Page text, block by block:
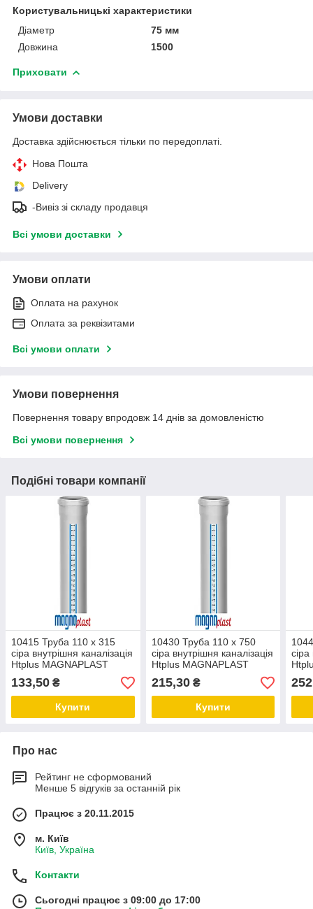
Користувальницькі характеристики
Діаметр
75 мм
Довжина
1500
Приховати
Умови доставки
Доставка здійснюється тільки по передоплаті.
Нова Пошта
Delivery
-Вивіз зі складу продавця
Всі умови доставки
Умови оплати
Оплата на рахунок
Оплата за реквізитами
Всі умови оплати
Умови повернення
Повернення товару впродовж 14 днів за домовленістю
Всі умови повернення
Подібні товари компанії
10415 Труба 110 х 315
сіра внутрішня каналізація
Htplus MAGNAPLAST
(Польща) холдинг
Ostendorf Kunststoffe
133,50 ₴
Купити
10430 Труба 110 х 750
сіра внутрішня каналізація
Htplus MAGNAPLAST
(Польща) холдинг
Ostendorf Kunststoffe
215,30₴
Купити
сіра
Про нас
Рейтинг не сформований
Менше 5 відгуків за останній рік
Працює з 20.11.2015
м. Київ
Київ, Україна
Контакти
Сьогодні працює з 09:00 до 17:00